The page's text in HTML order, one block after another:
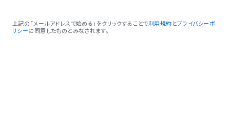
上記の「メールアドレスで始める」をクリックすることで利用規約 とプライバシーポ
リシーに同意したものとみなされます。